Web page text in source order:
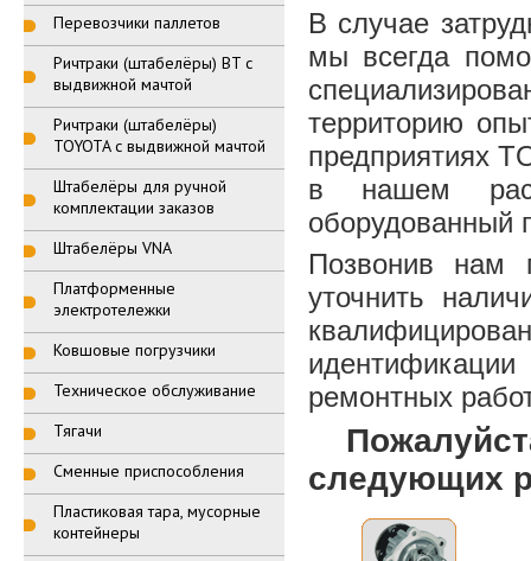
Перевозчики паллетов
Ричтраки (штабелёры) BT с
выдвижной мачтой
Ричтраки (штабелёры)
TOYOTA с выдвижной мачтой
Штабелёры для ручной
комплектации заказов
Штабелёры VNA
Платформенные
электротележки
Ковшовые погрузчики
Техническое обслуживание
Тягачи
Сменные приспособления
Пластиковая тара, мусорные
контейнеры
В случае
мы всегда
территорию
предприятиях
в нашем
оборудованный
Позвонив
уточнить
ремонтных
следующих